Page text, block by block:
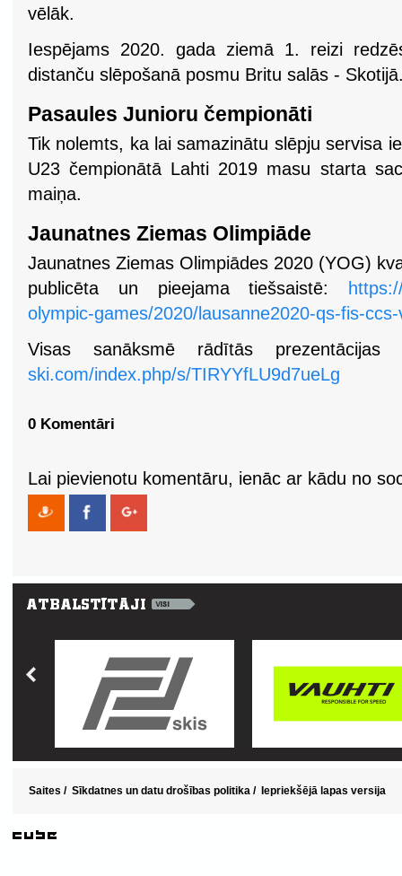
vēlāk.
Iespējams 2020. gada ziemā 1. reizi
distanču slēpošanā posmu Britu salās -
Pasaules Junioru čempionāti
Tik nolemts, ka lai samazinātu slēpju servisa
U23 čempionātā Lahti 2019 masu starta
maiņa.
Jaunatnes Ziemas Olimpiāde
Jaunatnes Ziemas Olimpiādes 2020 (YOG)
publicēta un pieejama tiešsaistē:
olympic-games/2020/lausanne2020-qs-fis-
Visas sanāksmē rādītās
ski.com/index.php/s/TIRYYfLU9d7ueLg
0 Komentāri
Lai pievienotu komentāru, ienāc ar kādu no
Saites / Sīkdatnes un datu drošības politika / Iepriekšējā lapas versija